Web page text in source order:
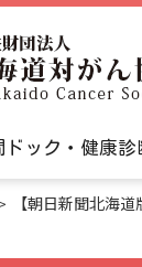
ドック・健康診
【朝日新聞北海